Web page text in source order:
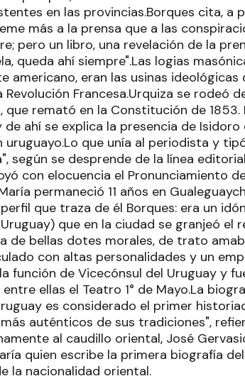
en las provincias.Borques cita, a
más a la prensa que a las
pero un libro, una revelación de la
queda ahí siempre".Las logias
americano, eran las usinas ideológicas
Francesa.Urquiza se rodeó
remató en la Constitución de 1853.
ahí se explica la presencia de
uruguayo.Lo que unía al periodista y
según se desprende de la línea
con elocuencia el Pronunciamiento
permaneció 11 años en
que traza de él Borques: era un
que en la ciudad se granjeó el
de bellas dotes morales, de trato
con altas personalidades y un
función de Vicecónsul del Uruguay y
ellas el Teatro 1° de Mayo.La
es considerado el primer
auténticos de sus tradiciones",
al caudillo oriental, José
quien escribe la primera biografía
la nacionalidad oriental.